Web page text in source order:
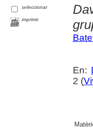
seleccionar
imprimir
En:
2 (